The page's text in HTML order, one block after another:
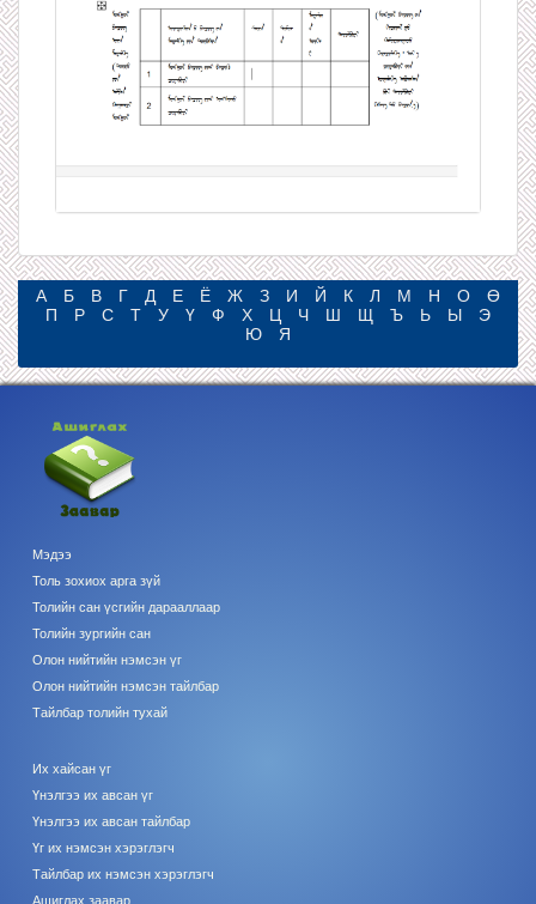
А Б В Г Д Е Ё Ж З И Й К Л М Н О
Ө
П
Р С Т У Ү Ф Х Ц Ч Ш Щ Ъ Ь Ы
Э
Ю
Я
Мэдээ
Толь зохиох арга зүй
Толийн сан үсгийн дарааллаар
Толийн зургийн сан
Олон нийтийн нэмсэн үг
Олон нийтийн нэмсэн тайлбар
Тайлбар толийн тухай
Их хайсан үг
Үнэлгээ их авсан үг
Үнэлгээ их авсан тайлбар
Үг их нэмсэн хэрэглэгч
Тайлбар их нэмсэн хэрэглэгч
Ашиглах заавар